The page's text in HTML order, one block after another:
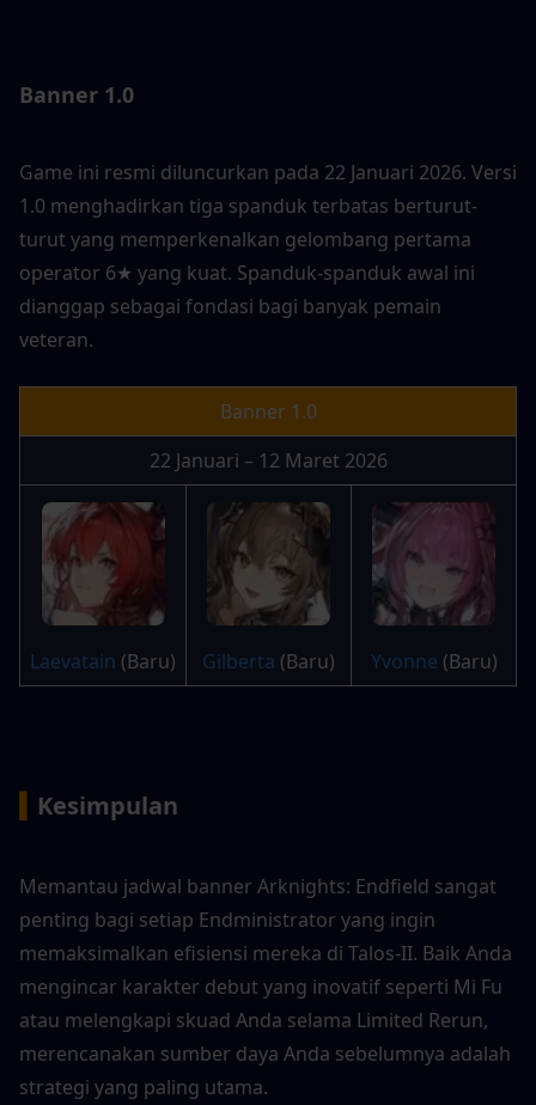
Banner 1.0
Game ini resmi diluncurkan pada 22 Januari 2026. Versi
1.0 menghadirkan tiga spanduk terbatas berturut-
turut yang memperkenalkan gelombang pertama
operator 6★ yang kuat. Spanduk-spanduk awal ini
dianggap sebagai fondasi bagi banyak pemain
veteran.
Banner 1.0
22 Januari – 12 Maret 2026
Laevatain (Baru) Gilberta (Baru) Yvonne (Baru)
Kesimpulan
Memantau jadwal banner Arknights: Endfield sangat
penting bagi setiap Endministrator yang ingin
memaksimalkan efisiensi mereka di Talos-II. Baik Anda
mengincar karakter debut yang inovatif seperti Mi Fu
atau melengkapi skuad Anda selama Limited Rerun,
merencanakan sumber daya Anda sebelumnya adalah
strategi yang paling utama.